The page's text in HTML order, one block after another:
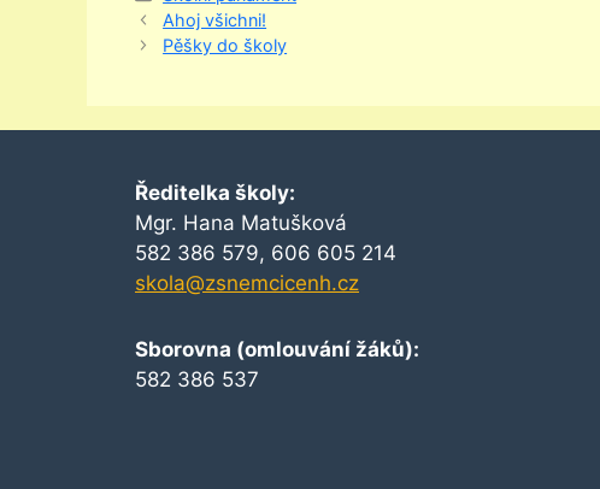
Ahoj všichni!
Pěšky do školy
Ředitelka školy:
Mgr. Hana Matušková
582 386 579, 606 605 214
skola@zsnemcicenh.cz
Sborovna (omlouvání žáků):
582 386 537